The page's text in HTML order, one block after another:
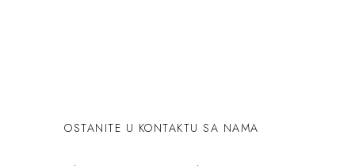
OSTANITE U KONTAKTU SA NAMA